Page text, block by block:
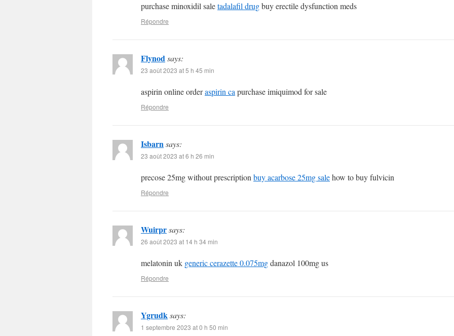
purchase minoxidil saletadalafil drugbuy erectile dysfunction meds
Répondre
Flynodsays:
23 août 2023 at 5 h 45 min
aspirin online orderaspirin ca purchase imiquimod for sale
Répondre
Isbarnsays:
23 août 2023 at 6 h 26 min
precose 25mg without prescription buy acarbose 25mg salehow to buy fulvicin
Répondre
Wuirprsays:
26 août 2023 at 14 h 34 min
melatonin uk generic cerazette 0.075mgdanazol 100mg us
Répondre
Ygrudksays:
1 septembre 2023 at 0 h 50 min